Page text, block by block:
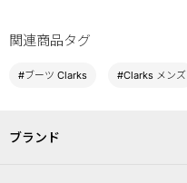
関連商品タグ
#ブーツ Clarks #Clarks メンズ
ブランド